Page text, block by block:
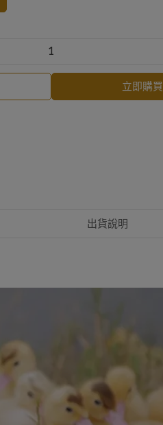
立即購買
出貨說明